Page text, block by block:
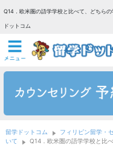
Q14．欧米圏の語学学校と比べて、どちら
ドットコム
留学ドットコム フィリピン留学・
いて
Q14．欧米圏の語学学校と比